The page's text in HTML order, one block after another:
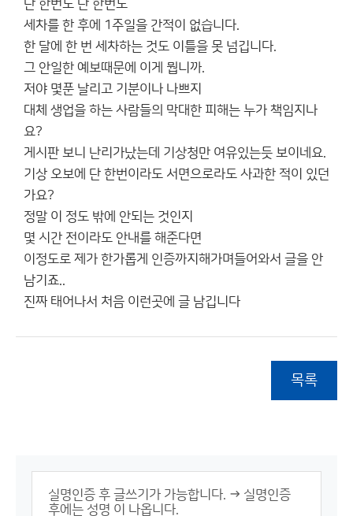
단 한번도 단 한번도
세차를 한 후에 1주일을 간적이 없습니다.
한 달에 한 번 세차하는 것도 이틀을 못 넘깁니다.
그 안일한 예보때문에 이게 뭡니까.
저야 몇푼 날리고 기분이나 나쁘지
대체 생업을 하는 사람들의 막대한 피해는 누가 책임지나
요?
게시판 보니 난리가났는데 기상청만 여유있는듯 보이네요.
기상 오보에 단 한번이라도 서면으로라도 사과한 적이 있던
가요?
정말 이 정도 밖에 안되는 것인지
몇 시간 전이라도 안내를 해준다면
이정도로 제가 한가롭게 인증까지해가며들어와서 글을 안
남기죠..
진짜 태어나서 처음 이런곳에 글 남깁니다
목록